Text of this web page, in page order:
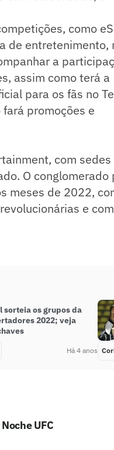
como
de entretenimento,
a
assim como terá a
para os fãs no
promoções e
com
O conglomerado
meses de 2022,
e
sorteia os grupos da
2022; veja
Há 4 anos
UFC